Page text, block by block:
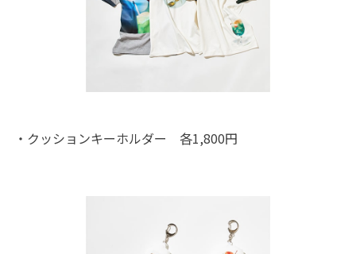
・クッションキーホルダー 各1,800円